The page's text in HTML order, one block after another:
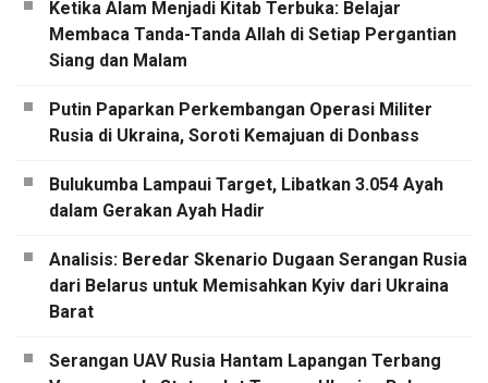
Ketika Alam Menjadi Kitab Terbuka: Belajar
Membaca Tanda-Tanda Allah di Setiap Pergantian
Siang dan Malam
Putin Paparkan Perkembangan Operasi Militer
Rusia di Ukraina, Soroti Kemajuan di Donbass
Bulukumba Lampaui Target, Libatkan 3.054 Ayah
dalam Gerakan Ayah Hadir
Analisis: Beredar Skenario Dugaan Serangan Rusia
dari Belarus untuk Memisahkan Kyiv dari Ukraina
Barat
Serangan UAV Rusia Hantam Lapangan Terbang